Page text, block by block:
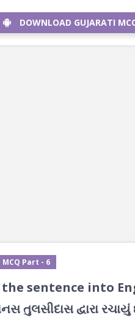
DOWNLOAD GUJARATI
Part - 6
sentence into
તુલસીદાસ દ્વારા રચાયું